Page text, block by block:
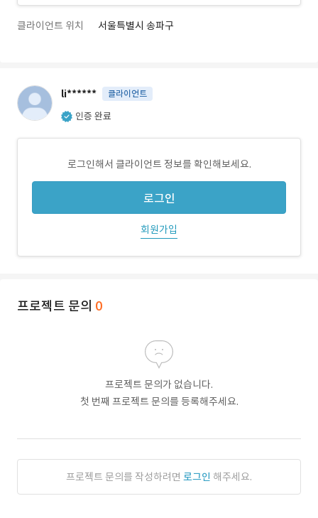
클라이언트 위치 서울특별시 송파구
li****** 클라이언트
인증 완료
로그인해서 클라이언트 정보를 확인해보세요.
로그인
회원가입
프로젝트 문의 0
프로젝트 문의가 없습니다.
첫 번째 프로젝트 문의를 등록해주세요.
프로젝트 문의를 작성하려면 로그인 해주세요.